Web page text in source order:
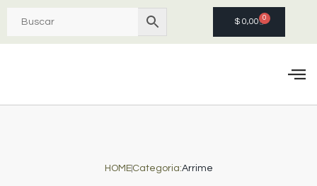
$ 0,00 0
HOMECategoria:Arrime